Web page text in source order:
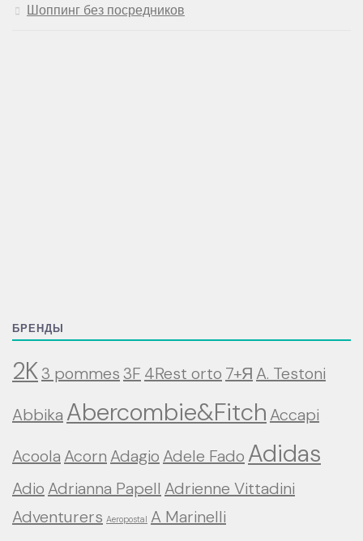
Шоппинг без посредников
БРЕНДЫ
2K3 pommes3F 4Rest orto 7+Я A. Testoni
Abbika Abercombie&Fitch Accapi
Acoola Acorn Adagio Adele Fado Adidas
Adio Adrianna Papell Adrienne Vittadini
Adventurers Aeropostal A Marinelli